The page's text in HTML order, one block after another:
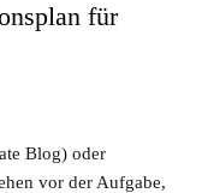
für
Blog) oder
vor der Aufgabe,